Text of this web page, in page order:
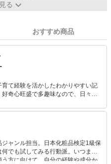
る
おすすめ商品
て経験を活かしたわかりやすい記
奇心旺盛で多趣味なので、日々学
代は趣味のカメラでモデルを使っ
の入賞経験あり。海外生活を経て
な女性を応援します！ ◆美容師免許◆ヘアケアマイスター
ャンル担当。日本化粧品検定1級保
でも試してみる行動派。いつまで
う方に向けて、自分の経験や成分か